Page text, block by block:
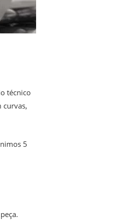
técnico
curvas,
5